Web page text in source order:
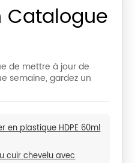
Catalogue
de mettre à jour de
semaine, gardez un
en plastique HDPE 60ml
cuir chevelu avec